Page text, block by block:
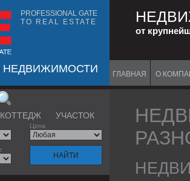
PROFESSIONAL GATE
TO REAL ESTATE
НЕДВИЖИМОСТИ
от
ГЛАВНАЯ О
КОТТЕДЖ УЧАСТОК
Цена